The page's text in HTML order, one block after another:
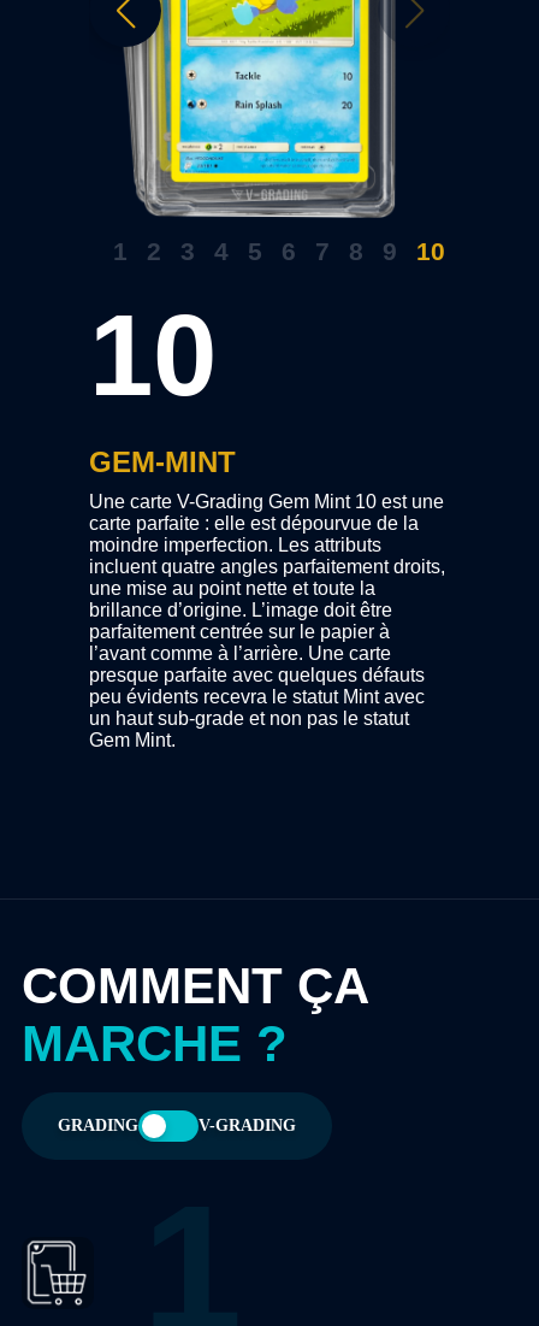
1 2 3 4 5 6 7 8 9 10
10
GEM-MINT
Une carte V-Grading Gem Mint 10 est une
carte parfaite : elle est dépourvue de la
moindre imperfection. Les attributs
incluent quatre angles parfaitement droits,
une mise au point nette et toute la
brillance d’origine. L’image doit être
parfaitement centrée sur le papier à
l’avant comme à l’arrière. Une carte
presque parfaite avec quelques défauts
peu évidents recevra le statut Mint avec
un haut sub-grade et non pas le statut
Gem Mint.
COMMENT ÇA
MARCHE ?
GRADING V-GRADING